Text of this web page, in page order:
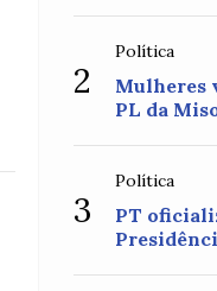
2
Política
Mulheres
PL da
3
Política
PT